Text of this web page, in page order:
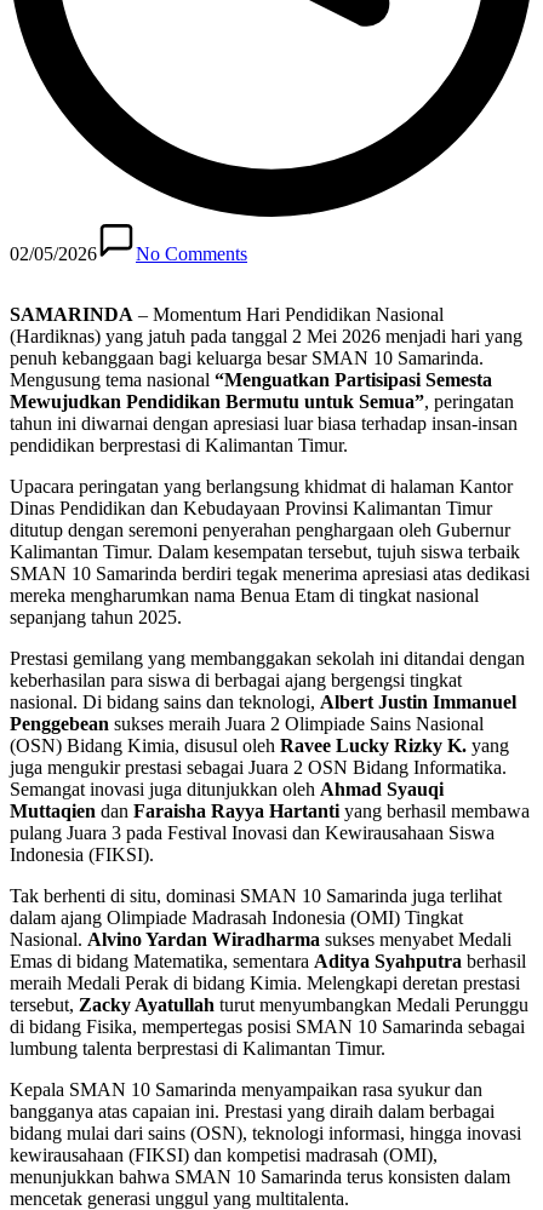
02/05/2026 No Comments
SAMARINDA – Momentum Hari Pendidikan Nasional
(Hardiknas) yang jatuh pada tanggal 2 Mei 2026 menjadi hari yang
penuh kebanggaan bagi keluarga besar SMAN 10 Samarinda.
Mengusung tema nasional “Menguatkan Partisipasi Semesta
Mewujudkan Pendidikan Bermutu untuk Semua”, peringatan
tahun ini diwarnai dengan apresiasi luar biasa terhadap insan-insan
pendidikan berprestasi di Kalimantan Timur.
Upacara peringatan yang berlangsung khidmat di halaman Kantor
Dinas Pendidikan dan Kebudayaan Provinsi Kalimantan Timur
ditutup dengan seremoni penyerahan penghargaan oleh Gubernur
Kalimantan Timur. Dalam kesempatan tersebut, tujuh siswa terbaik
SMAN 10 Samarinda berdiri tegak menerima apresiasi atas dedikasi
mereka mengharumkan nama Benua Etam di tingkat nasional
sepanjang tahun 2025.
Prestasi gemilang yang membanggakan sekolah ini ditandai dengan
keberhasilan para siswa di berbagai ajang bergengsi tingkat
nasional. Di bidang sains dan teknologi, Albert Justin Immanuel
Penggebean sukses meraih Juara 2 Olimpiade Sains Nasional
(OSN) Bidang Kimia, disusul oleh Ravee Lucky Rizky K. yang
juga mengukir prestasi sebagai Juara 2 OSN Bidang Informatika.
Semangat inovasi juga ditunjukkan oleh Ahmad Syauqi
Muttaqien dan Faraisha Rayya Hartanti yang berhasil membawa
pulang Juara 3 pada Festival Inovasi dan Kewirausahaan Siswa
Indonesia (FIKSI).
Tak berhenti di situ, dominasi SMAN 10 Samarinda juga terlihat
dalam ajang Olimpiade Madrasah Indonesia (OMI) Tingkat
Nasional. Alvino Yardan Wiradharma sukses menyabet Medali
Emas di bidang Matematika, sementara Aditya Syahputra berhasil
meraih Medali Perak di bidang Kimia. Melengkapi deretan prestasi
tersebut, Zacky Ayatullah turut menyumbangkan Medali Perunggu
di bidang Fisika, mempertegas posisi SMAN 10 Samarinda sebagai
lumbung talenta berprestasi di Kalimantan Timur.
Kepala SMAN 10 Samarinda menyampaikan rasa syukur dan
bangganya atas capaian ini. Prestasi yang diraih dalam berbagai
bidang mulai dari sains (OSN), teknologi informasi, hingga inovasi
kewirausahaan (FIKSI) dan kompetisi madrasah (OMI),
menunjukkan bahwa SMAN 10 Samarinda terus konsisten dalam
mencetak generasi unggul yang multitalenta.